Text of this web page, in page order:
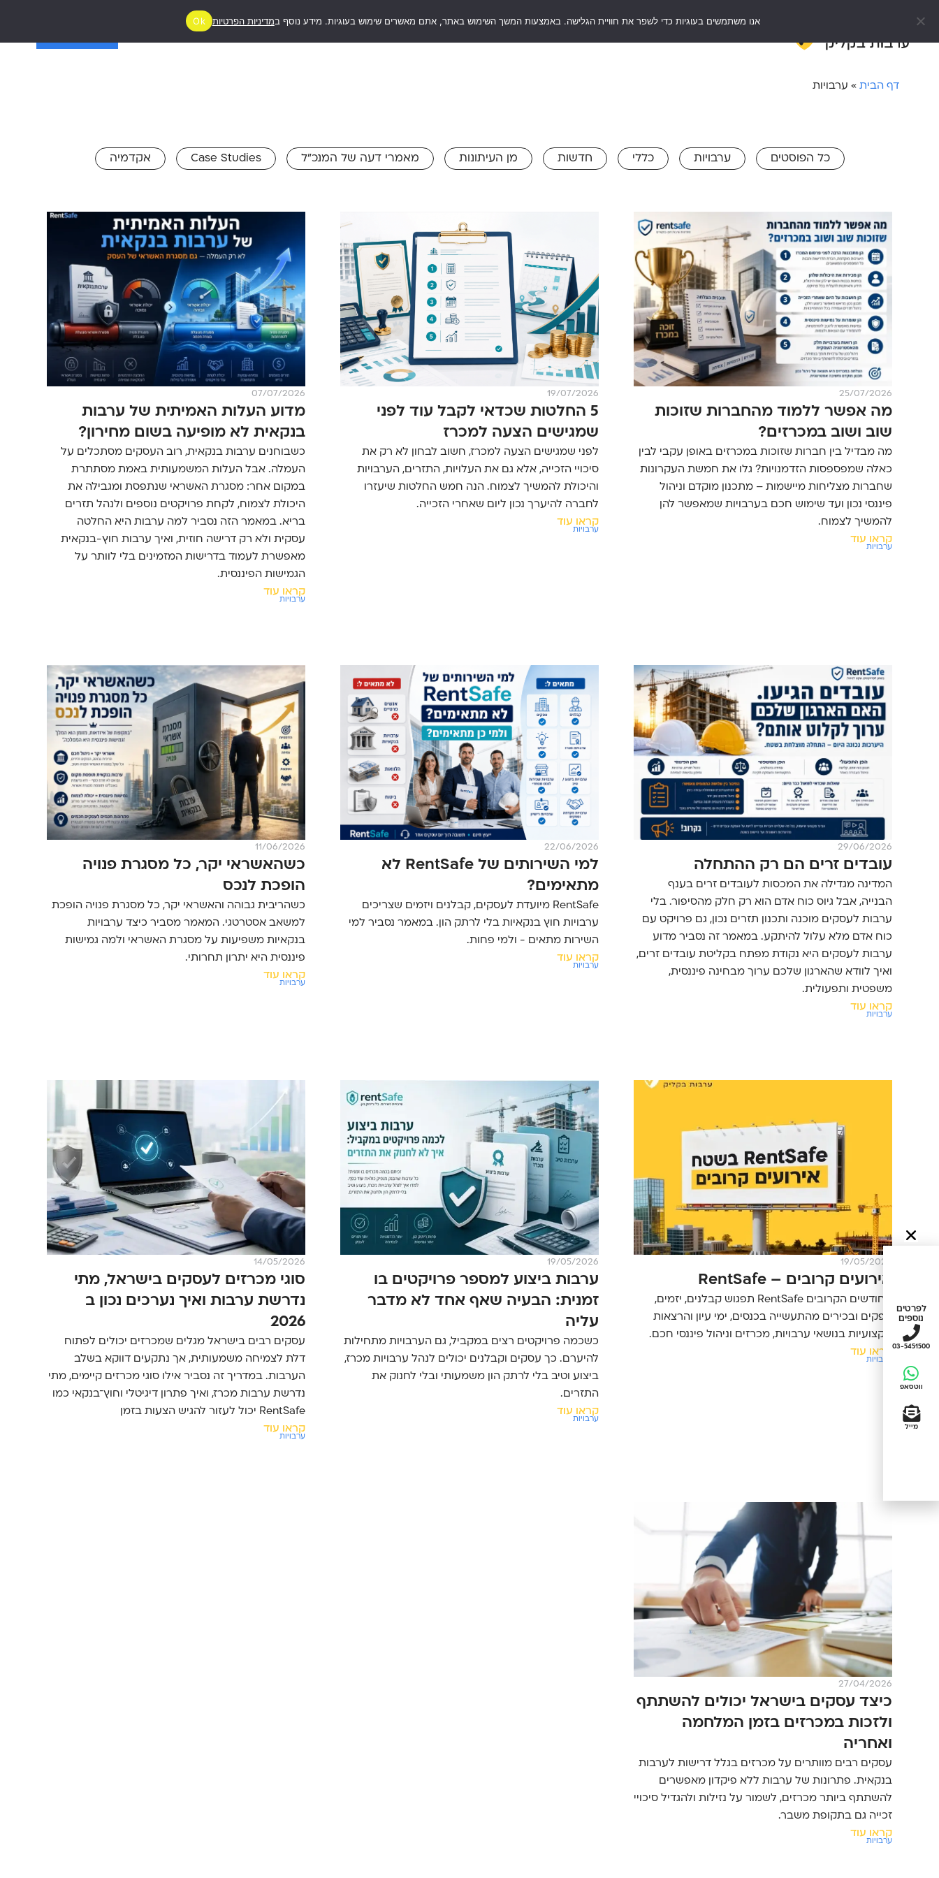
דף הבית » ערבויות
כל הפוסטים ערבויות כללי חדשות מן העיתונות מאמרי דעה של המנכ"ל Case Studies אקדמיה
25/07/2026
מה אפשר ללמוד מהחברות שזוכות
שוב ושוב במכרזים?
מה מבדיל בין חברות שזוכות במכרזים באופן עקבי לבין
כאלה שמפספסות הזדמנויות? גלו את חמשת העקרונות
שחברות מצליחות מיישמות – מתכנון מוקדם וניהול
פיננסי נכון ועד שימוש חכם בערבויות שמאפשר להן
להמשיך לצמוח.
קראו עוד
ערבויות
19/07/2026
5 החלטות שכדאי לקבל עוד לפני
שמגישים הצעה למכרז
לפני שמגישים הצעה למכרז, חשוב לבחון לא רק את
סיכויי הזכייה, אלא גם את העלויות, התזרים, הערבויות
והיכולת להמשיך לצמוח. הנה חמש החלטות שיעזרו
לחברה להיערך נכון ליום שאחרי הזכייה.
קראו עוד
ערבויות
07/07/2026
מדוע העלות האמיתית של ערבות
בנקאית לא מופיעה בשום מחירון?
כשבוחנים ערבות בנקאית, רוב העסקים מסתכלים על
העמלה. אבל העלות המשמעותית באמת מסתתרת
במקום אחר: מסגרת האשראי שנתפסת ומגבילה את
היכולת לצמוח, לקחת פרויקטים נוספים ולנהל תזרים
בריא. במאמר הזה נסביר למה ערבות היא החלטה
עסקית ולא רק דרישה חוזית, ואיך ערבות חוץ-בנקאית
מאפשרת לעמוד בדרישות המזמינים בלי לוותר על
הגמישות הפיננסית.
קראו עוד
ערבויות
29/06/2026
עובדים זרים הם רק ההתחלה
המדינה מגדילה את המכסות לעובדים זרים בענף
הבנייה, אבל גיוס כוח אדם הוא רק חלק מהסיפור. בלי
ערבות לעסקים מוכנה ותכנון תזרים נכון, גם פרויקט עם
כוח אדם מלא עלול להיתקע. במאמר זה נסביר מדוע
ערבות לעסקים היא נקודת מפתח בקליטת עובדים זרים,
ואיך לוודא שהארגון שלכם ערוך מבחינה פיננסית,
משפטית ותפעולית.
קראו עוד
ערבויות
22/06/2026
למי השירותים של RentSafe לא
מתאימים?
RentSafe מיועדת לעסקים, קבלנים ויזמים שצריכים
ערבויות חוץ בנקאיות בלי לרתק הון. במאמר נסביר למי
השירות מתאים - ולמי פחות.
קראו עוד
ערבויות
11/06/2026
כשהאשראי יקר, כל מסגרת פנויה
הופכת לנכס
כשהריבית גבוהה והאשראי יקר, כל מסגרת פנויה הופכת
למשאב אסטרטגי. המאמר מסביר כיצד ערבויות
בנקאיות משפיעות על מסגרת האשראי ולמה גמישות
פיננסית היא יתרון תחרותי.
קראו עוד
ערבויות
19/05/2026
אירועים קרובים – RentSafe
בחודשים הקרובים RentSafe תפגוש קבלנים, יזמים,
ספקים ובכירים מהתעשייה בכנסים, ימי עיון והרצאות
מקצועיות בנושאי ערבויות, מכרזים וניהול פיננסי חכם.
קראו עוד
ערבויות
19/05/2026
ערבות ביצוע למספר פרויקטים בו
זמנית: הבעיה שאף אחד לא מדבר
עליה
כשכמה פרויקטים רצים במקביל, גם הערבויות מתחילות
להיערם. כך עסקים וקבלנים יכולים לנהל ערבויות מכרז,
ביצוע וטיב בלי לרתק הון משמעותי ובלי לחנוק את
התזרים.
קראו עוד
ערבויות
14/05/2026
סוגי מכרזים לעסקים בישראל, מתי
נדרשת ערבות ואיך נערכים נכון ב
2026
עסקים רבים בישראל מגלים שמכרזים יכולים לפתוח
דלת לצמיחה משמעותית, אך נתקעים דווקא בשלב
הערבות. במדריך זה נסביר אילו סוגי מכרזים קיימים, מתי
נדרשת ערבות מכרז, ואיך פתרון דיגיטלי וחוץ־בנקאי כמו
RentSafe יכול לעזור להגיש הצעות בזמן
קראו עוד
ערבויות
27/04/2026
כיצד עסקים בישראל יכולים להשתתף
ולזכות במכרזים בזמן המלחמה
ואחריה
עסקים רבים מוותרים על מכרזים בגלל דרישות לערבות
בנקאית. פתרונות של ערבות ללא פיקדון מאפשרים
להשתתף ביותר מכרזים, לשמור על נזילות ולהגדיל סיכויי
זכייה גם בתקופת משבר.
קראו עוד
ערבויות
אנו משתמשים בעוגיות כדי לשפר את חוויית הגלישה. באמצעות המשך השימוש באתר, אתם מאשרים שימוש בעוגיות. מידע נוסף במדיניות הפרטיות Ok
לפרטים
נוספים
03-5451500
ווטסאפ
מייל